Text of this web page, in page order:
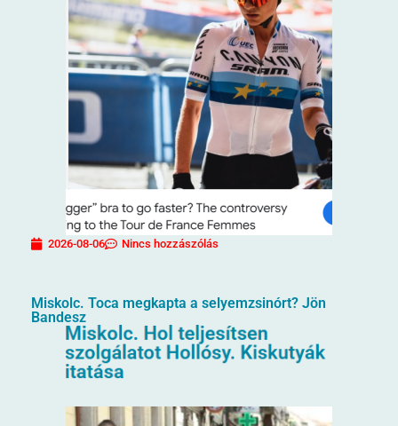
2026-08-06 Nincs hozzászólás
Miskolc. Toca megkapta a selyemzsinórt? Jön
Bandesz